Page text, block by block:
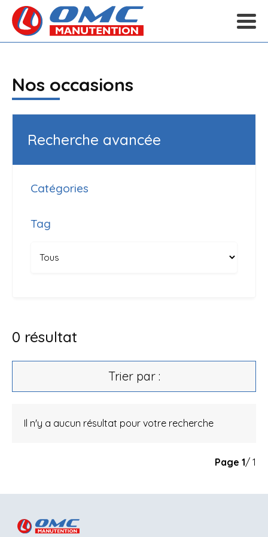
Nos occasions
Recherche avancée
Catégories
Tag
0 résultat
Trier par :
Il n'y a aucun résultat pour votre recherche
Page 1/ 1